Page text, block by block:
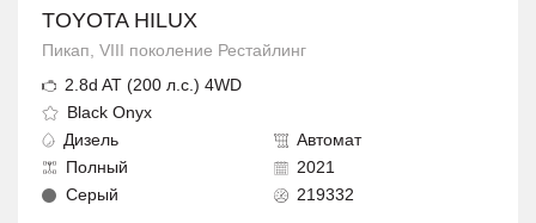
TOYOTA HILUX
Пикап, VIII поколение Рестайлинг
2.8d AT (200 л.с.) 4WD
Black Onyx
Дизель
Автомат
Полный
2021
Серый
219332